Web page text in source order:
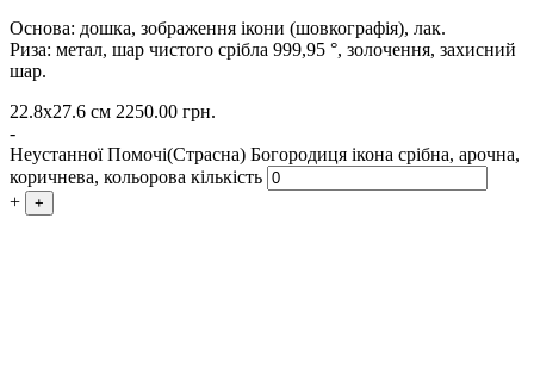
Основа: дошка, зображення ікони (шовкографія), лак.
Риза: метал, шар чистого срібла 999,95 °, золочення, захисний
шар.
22.8х27.6 см 2250.00 грн.
-
Неустанної Помочі(Страсна) Богородиця ікона срібна, арочна,
коричнева, кольорова кількість
+
+